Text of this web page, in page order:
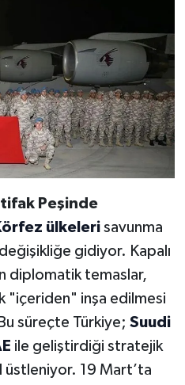
Peşinde
ülkelerisavunma
gidiyor. Kapalı
diplomatik temaslar,
"içeriden" inşa edilmesi
süreçte Türkiye; Suudi
ile geliştirdiği stratejik
üstleniyor. 19 Mart’ta